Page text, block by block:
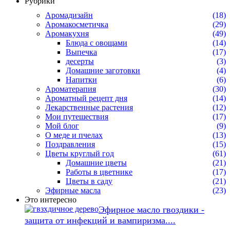
Аромадизайн
(18)
Аромакосметичка
(29)
Аромакухня
(49)
Блюда с овощами
(14)
Выпечка
(17)
десерты
(3)
Домашние заготовки
(4)
Напитки
(6)
Ароматерапия
(30)
Ароматный рецепт дня
(14)
Лекарственные растения
(12)
Мои путешествия
(17)
Мой блог
(9)
О меде и пчелах
(13)
Поздравления
(15)
Цветы круглый год
(61)
Домашние цветы
(21)
Работы в цветнике
(17)
Цветы в саду
(21)
Эфирные масла
(23)
Это интересно
Эфирное масло гвоздики -
защита от инфекций и вампиризма....